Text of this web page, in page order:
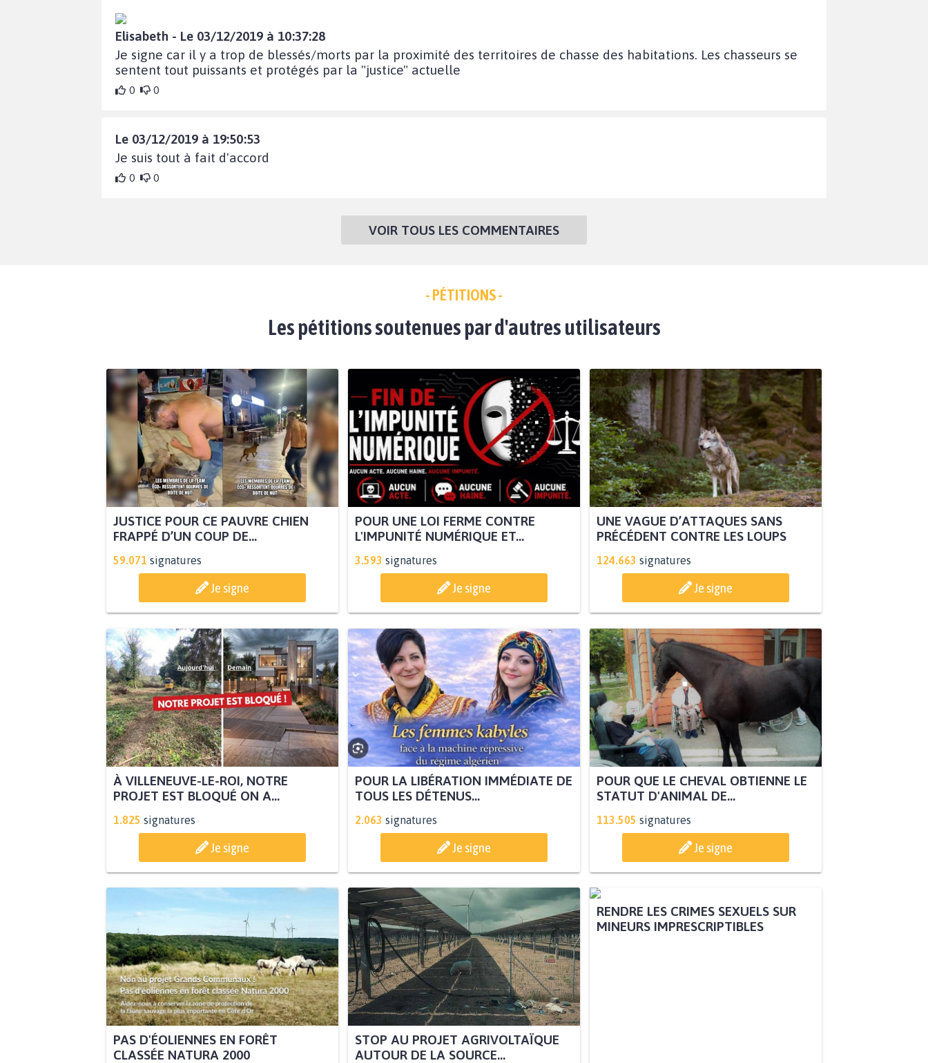
Elisabeth - Le 03/12/2019 à 10:37:28
Je signe car il y a trop de blessés/morts par la proximité des territoires de chasse des habitations. Les chasseurs se
sentent tout puissants et protégés par la "justice" actuelle
0 0
Le 03/12/2019 à 19:50:53
Je suis tout à fait d'accord
0 0
VOIR TOUS LES COMMENTAIRES
- PÉTITIONS -
Les pétitions soutenues par d'autres utilisateurs
JUSTICE POUR CE PAUVRE CHIEN
FRAPPÉ D’UN COUP DE...
59.071 signatures
Je signe
POUR UNE LOI FERME CONTRE
L'IMPUNITÉ NUMÉRIQUE ET...
3.593 signatures
Je signe
UNE VAGUE D’ATTAQUES SANS
PRÉCÉDENT CONTRE LES LOUPS
124.663 signatures
Je signe
À VILLENEUVE-LE-ROI, NOTRE
PROJET EST BLOQUÉ ON A...
1.825 signatures
Je signe
POUR LA LIBÉRATION IMMÉDIATE DE
TOUS LES DÉTENUS...
2.063 signatures
Je signe
POUR QUE LE CHEVAL OBTIENNE LE
STATUT D'ANIMAL DE...
113.505 signatures
Je signe
PAS D'ÉOLIENNES EN FORÊT
CLASSÉE NATURA 2000
STOP AU PROJET AGRIVOLTAÏQUE
AUTOUR DE LA SOURCE...